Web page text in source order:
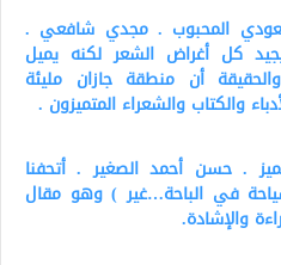
المحبوب . مجدي شافعي .
كل أغراض الشعر لكنه يميل
أن منطقة جازان مليئة
والكتاب والشعراء المتميزون .
. حسن أحمد الصغير . أتحفنا
في الباحة…غير ) وهو مقال
والإشادة.